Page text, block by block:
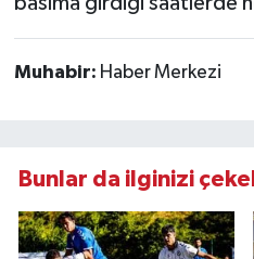
Muhabir: Haber Merkezi
Bunlar da ilginizi